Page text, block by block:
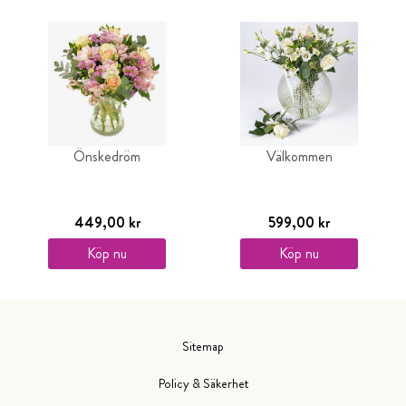
Önskedröm
449,00 kr
Köp nu
Välkommen
599,00 kr
Köp nu
Sitemap
Policy & Säkerhet